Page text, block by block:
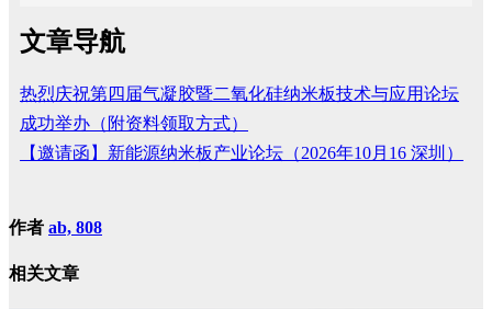
文章导航
热烈庆祝第四届气凝胶暨二氧化硅纳米板技术与应用论坛
成功举办（附资料领取方式）
【邀请函】新能源纳米板产业论坛（2026年10月16 深圳）
作者 ab, 808
相关文章